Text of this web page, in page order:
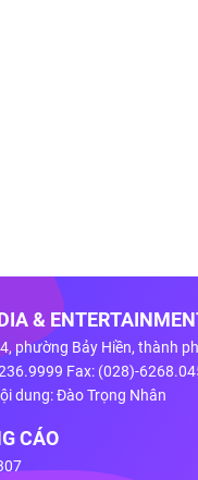
&
phường Bảy Hiền, thành
Fax: (028)-
dung: Đào Trọng Nhân
CÁO